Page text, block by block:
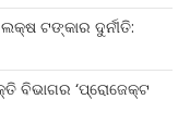
ଟଙ୍କାର ଦୁର୍ନୀତି:
ବିଭାଗର ‘ପ୍ରୋଜେକ୍ଟ